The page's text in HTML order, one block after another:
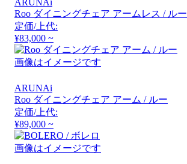
ARUNAi
Roo ダイニングチェア アームレス / ルー
定価/上代:
¥83,000 ~
画像はイメージです
ARUNAi
Roo ダイニングチェア アーム / ルー
定価/上代:
¥89,000 ~
画像はイメージです